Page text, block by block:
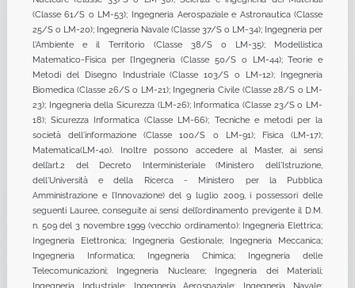
(Classe 61/S o LM-53); Ingegneria Aerospaziale e Astronautica (Classe
25/S o LM-20); Ingegneria Navale (Classe 37/S o LM-34); Ingegneria per
l'Ambiente e il Territorio (Classe 38/S o LM-35); Modellistica
Matematico-Fisica per l’Ingegneria (Classe 50/S o LM-44); Teorie e
Metodi del Disegno Industriale (Classe 103/S o LM-12); Ingegneria
Biomedica (Classe 26/S o LM-21); Ingegneria Civile (Classe 28/S o LM-
23); Ingegneria della Sicurezza (LM-26); Informatica (Classe 23/S o LM-
18); Sicurezza Informatica (Classe LM-66); Tecniche e metodi per la
società dell'informazione (Classe 100/S o LM-91); Fisica (LM-17);
Matematica(LM-40). Inoltre possono accedere al Master, ai sensi
dell’art.2 del Decreto Interministeriale (Ministero dell'Istruzione,
dell'Università e della Ricerca - Ministero per la Pubblica
Amministrazione e l’Innovazione) del 9 luglio 2009, i possessori delle
seguenti Lauree, conseguite ai sensi dell’ordinamento previgente il D.M.
n. 509 del 3 novembre 1999 (vecchio ordinamento): Ingegneria Elettrica;
Ingegneria Elettronica; Ingegneria Gestionale; Ingegneria Meccanica;
Ingegneria Informatica; Ingegneria Chimica; Ingegneria delle
Telecomunicazioni; Ingegneria Nucleare; Ingegneria dei Materiali;